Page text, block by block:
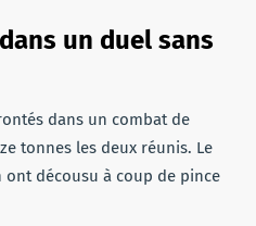
un duel sans
dans un combat de
tonnes les deux réunis. Le
ont décousu à coup de pince